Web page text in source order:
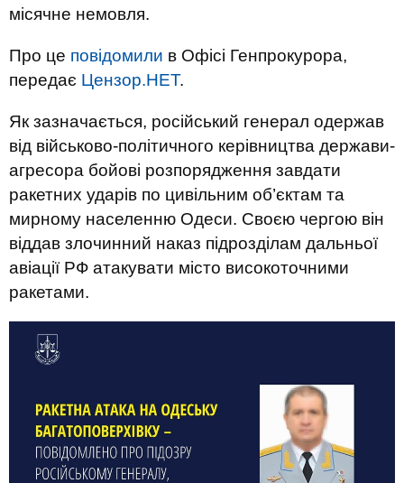
місячне немовля.
Про це повідомили в Офісі Генпрокурора,
передає Цензор.НЕТ.
Як зазначається, російський генерал одержав
від військово-політичного керівництва держави-
агресора бойові розпорядження завдати
ракетних ударів по цивільним об’єктам та
мирному населенню Одеси. Своєю чергою він
віддав злочинний наказ підрозділам дальньої
авіації РФ атакувати місто високоточними
ракетами.